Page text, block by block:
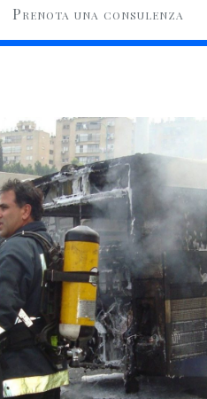
Prenota una consulenza